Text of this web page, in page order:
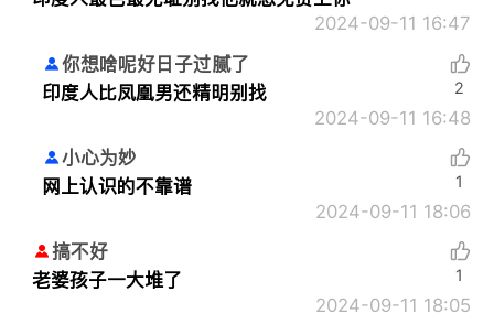
2024-09-11 16:47
你想啥呢好日子过腻了
印度人比凤凰男还精明别找
2024-09-11 16:48
2
小心为妙
网上认识的不靠谱
2024-09-11 18:06
1
搞不好
老婆孩子一大堆了
2024-09-11 18:05
1